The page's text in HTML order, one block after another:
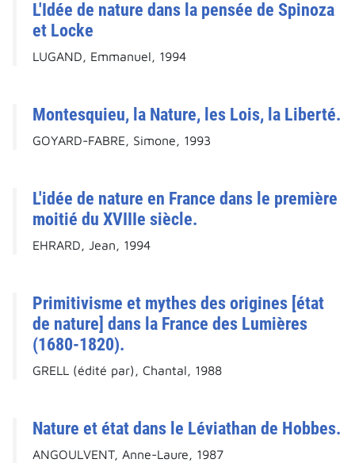
L'Idée de nature dans la pensée de Spinoza
et Locke
LUGAND, Emmanuel, 1994
Montesquieu, la Nature, les Lois, la Liberté.
GOYARD-FABRE, Simone, 1993
L'idée de nature en France dans le première
moitié du XVIIIe siècle.
EHRARD, Jean, 1994
Primitivisme et mythes des origines [état
de nature] dans la France des Lumières
(1680-1820).
GRELL (édité par), Chantal, 1988
Nature et état dans le Léviathan de Hobbes.
ANGOULVENT, Anne-Laure, 1987